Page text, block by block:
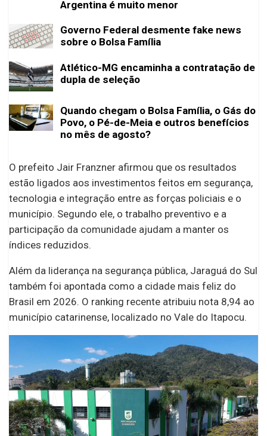
Argentina é muito menor
Governo Federal desmente fake news
sobre o Bolsa Família
Atlético-MG encaminha a contratação de
dupla de seleção
Quando chegam o Bolsa Família, o Gás do
Povo, o Pé-de-Meia e outros benefícios
no mês de agosto?
O prefeito Jair Franzner afirmou que os resultados
estão ligados aos investimentos feitos em segurança,
tecnologia e integração entre as forças policiais e o
município. Segundo ele, o trabalho preventivo e a
participação da comunidade ajudam a manter os
índices reduzidos.
Além da liderança na segurança pública, Jaraguá do Sul
também foi apontada como a cidade mais feliz do
Brasil em 2026. O ranking recente atribuiu nota 8,94 ao
município catarinense, localizado no Vale do Itapocu.